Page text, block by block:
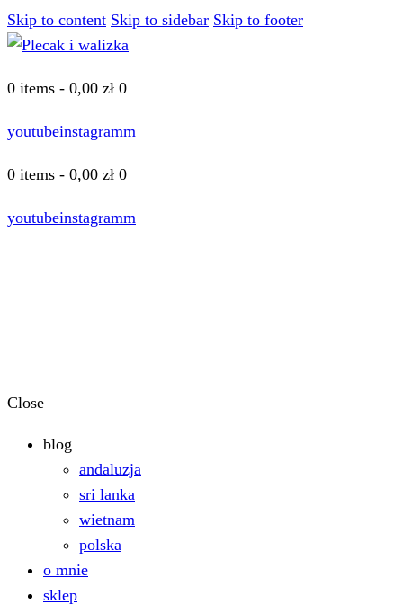
Skip to content Skip to sidebar Skip to footer
0 items - 0,00 zł 0
youtubeinstagramm
0 items - 0,00 zł 0
youtubeinstagramm
Close
blog
andaluzja
sri lanka
wietnam
polska
o mnie
sklep